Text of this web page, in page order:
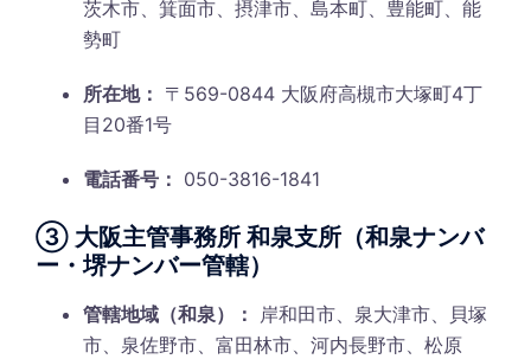
茨木市、箕面市、摂津市、島本町、豊能町、能
勢町
所在地： 〒569-0844 大阪府高槻市大塚町4丁
目20番1号
電話番号： 050-3816-1841
③ 大阪主管事務所 和泉支所（和泉ナンバ
ー・堺ナンバー管轄）
管轄地域（和泉）：
岸和田市、泉大津市、貝塚
市、泉佐野市、富田林市、河内長野市、松原